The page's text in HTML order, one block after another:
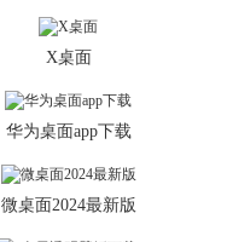
X桌面
华为桌面app下载
微桌面2024最新版